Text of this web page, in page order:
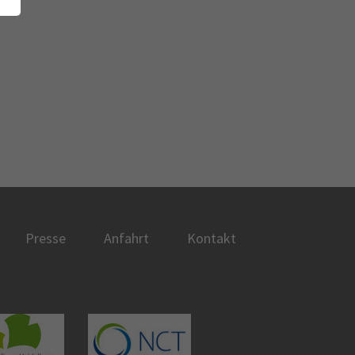
Presse Anfahrt Kontakt